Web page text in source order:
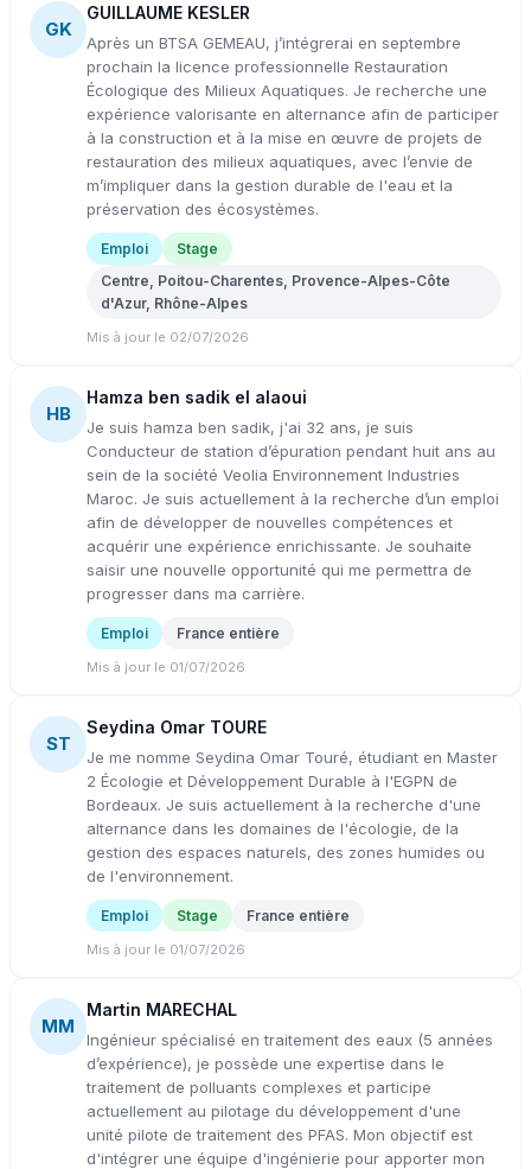
GK
GUILLAUME KESLER
Après un BTSA GEMEAU, j’intégrerai en septembre
prochain la licence professionnelle Restauration
Écologique des Milieux Aquatiques. Je recherche une
expérience valorisante en alternance afin de participer
à la construction et à la mise en œuvre de projets de
restauration des milieux aquatiques, avec l’envie de
m’impliquer dans la gestion durable de l'eau et la
préservation des écosystèmes.
Emploi
Stage
Centre, Poitou-Charentes, Provence-Alpes-Côte
d'Azur, Rhône-Alpes
Mis à jour le 02/07/2026
HB
Hamza ben sadik el alaoui
Je suis hamza ben sadik, j'ai 32 ans, je suis
Conducteur de station d’épuration pendant huit ans au
sein de la société Veolia Environnement Industries
Maroc. Je suis actuellement à la recherche d’un emploi
afin de développer de nouvelles compétences et
acquérir une expérience enrichissante. Je souhaite
saisir une nouvelle opportunité qui me permettra de
progresser dans ma carrière.
Emploi France entière
Mis à jour le 01/07/2026
ST
Seydina Omar TOURE
Je me nomme Seydina Omar Touré, étudiant en Master
2 Écologie et Développement Durable à l'EGPN de
Bordeaux. Je suis actuellement à la recherche d'une
alternance dans les domaines de l'écologie, de la
gestion des espaces naturels, des zones humides ou
de l'environnement.
Emploi Stage France entière
Mis à jour le 01/07/2026
MM
Martin MARECHAL
Ingénieur spécialisé en traitement des eaux (5 années
d’expérience), je possède une expertise dans le
traitement de polluants complexes et participe
actuellement au pilotage du développement d'une
unité pilote de traitement des PFAS. Mon objectif est
d'intégrer une équipe d'ingénierie pour apporter mon